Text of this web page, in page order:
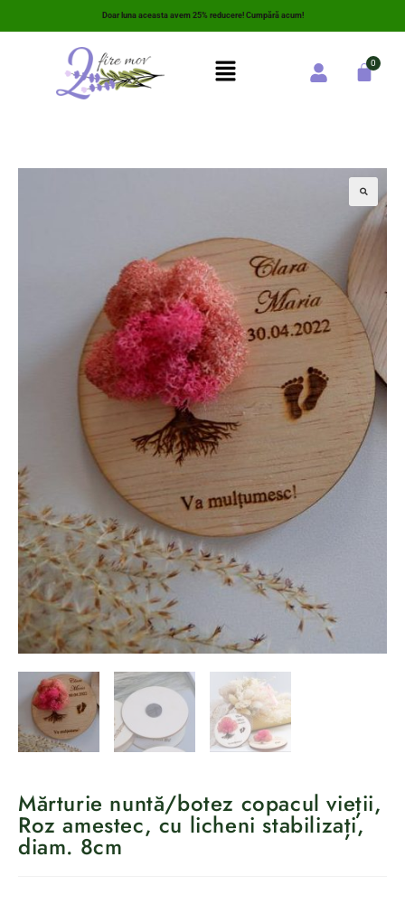
Doar luna aceasta avem 25% reducere! Cumpără acum!
Mărturie nuntă/botez copacul vieții,
Roz amestec, cu licheni stabilizați,
diam. 8cm